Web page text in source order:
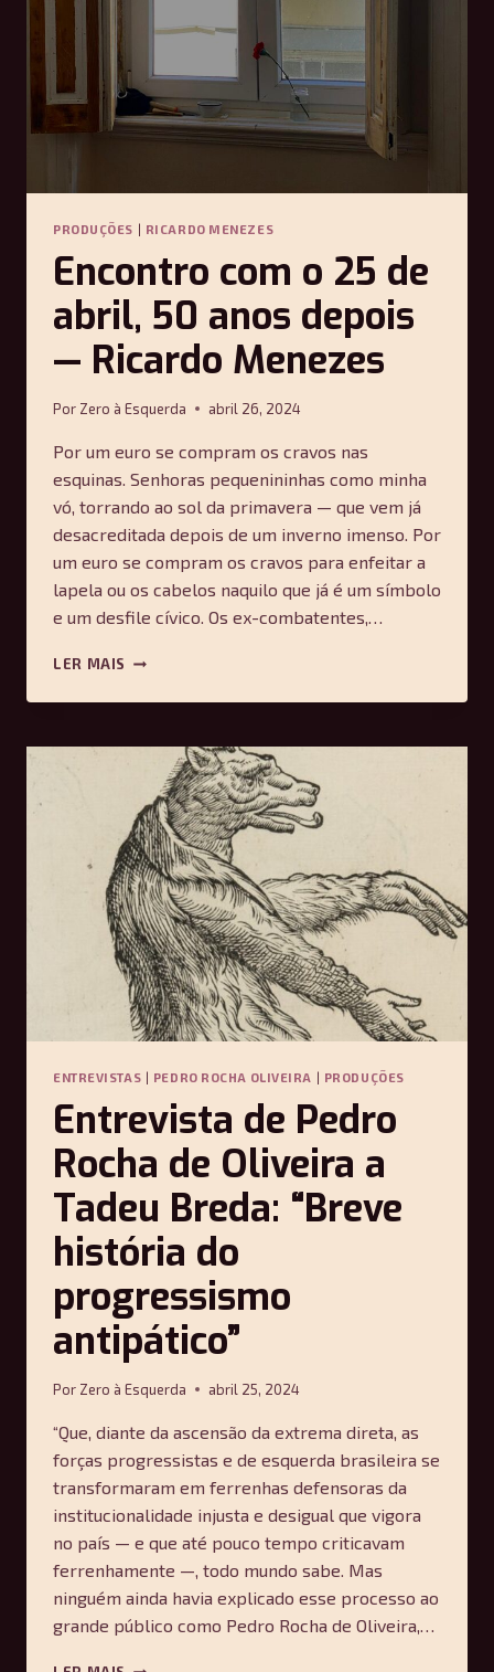
PASOLINI
PRODUÇÕES RICARDO MENEZES
Encontro com o 25 de
abril, 50 anos depois
— Ricardo Menezes
Por Zero à Esquerda abril 26, 2024
Por um euro se compram os cravos nas
esquinas. Senhoras pequenininhas como minha
vó, torrando ao sol da primavera — que vem já
desacreditada depois de um inverno imenso. Por
um euro se compram os cravos para enfeitar a
lapela ou os cabelos naquilo que já é um símbolo
e um desfile cívico. Os ex-combatentes,…
LER MAIS ENCONTRO
O
DE
ABRIL,
ANOS
DEPOIS
—
RICARDO
MENEZES
ENTREVISTAS | PEDRO ROCHA OLIVEIRA | PRODUÇÕES
Entrevista de Pedro
Rocha de Oliveira a
Tadeu Breda: “Breve
história do
progressismo
antipático”
Por Zero à Esquerda abril 25, 2024
“Que, diante da ascensão da extrema direta, as
forças progressistas e de esquerda brasileira se
transformaram em ferrenhas defensoras da
institucionalidade injusta e desigual que vigora
no país — e que até pouco tempo criticavam
ferrenhamente —, todo mundo sabe. Mas
ninguém ainda havia explicado esse processo ao
grande público como Pedro Rocha de Oliveira,…
ENTREVISTA